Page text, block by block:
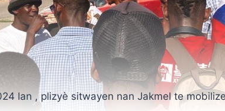
lan , plizyè sitwayen nan Jakmel te